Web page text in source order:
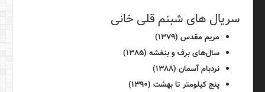
سریال های شبنم قلی خانی
مریم مقدس (۱۳۷۹)
سال‌های برف و بنفشه (۱۳۸۵)
نردبام آسمان (۱۳۸۸)
پنج کیلومتر تا بهشت (۱۳۹۰)